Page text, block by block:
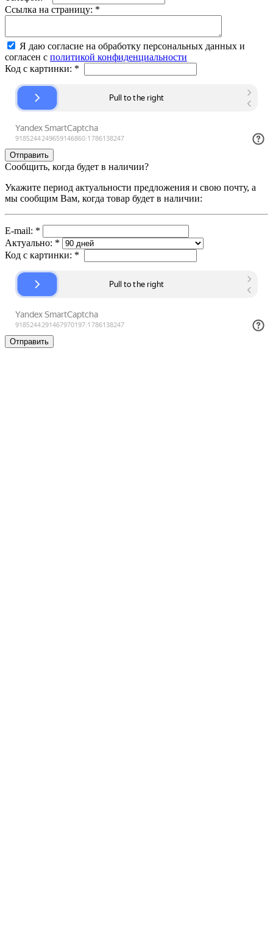
Ссылка на страницу: *
Я даю согласие на обработку персональных данных и
согласен с политикой конфиденциальности
Код с картинки: *
Сообщить, когда будет в наличии?
Укажите период актуальности предложения и свою почту, а
мы сообщим Вам, когда товар будет в наличии:
E-mail: *
Актуально: *
Код с картинки: *